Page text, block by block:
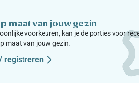
maat van jouw gezin
voorkeuren, kan je de porties voor
maat van jouw gezin.
registreren